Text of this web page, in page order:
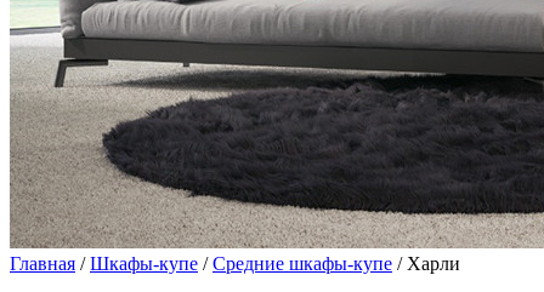
Главная /Шкафы-купе /Средние шкафы-купе / Харли